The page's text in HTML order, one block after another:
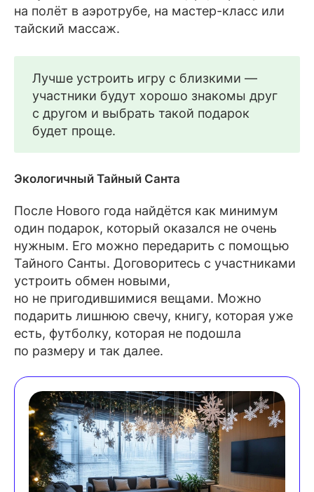
на полёт в аэротрубе, на мастер-класс или
тайский массаж.
Лучше устроить игру с близкими —
участники будут хорошо знакомы друг
с другом и выбрать такой подарок
будет проще.
Экологичный Тайный Санта
После Нового года найдётся как минимум
один подарок, который оказался не очень
нужным. Его можно передарить с помощью
Тайного Санты. Договоритесь с участниками
устроить обмен новыми,
но не пригодившимися вещами. Можно
подарить лишнюю свечу, книгу, которая уже
есть, футболку, которая не подошла
по размеру и так далее.